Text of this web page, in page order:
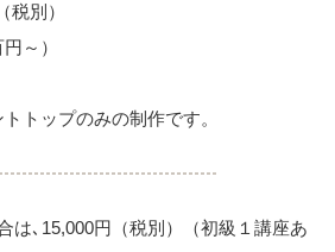
別）
～）
トップのみの制作です。
は､15,000円（税別）（初級１講座あ